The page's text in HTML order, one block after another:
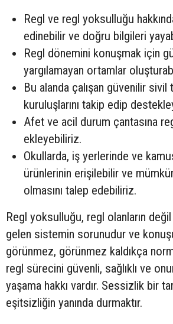
Regl ve regl yoksulluğu
edinebilir ve doğru bilgileri
Regl dönemini konuşmak için
yargılamayan ortamlar
Bu alanda çalışan güvenilir sivil
kuruluşlarını takip edip
Afet ve acil durum çantasına
ekleyebiliriz.
Okullarda, iş yerlerinde ve
ürünlerinin erişilebilir ve
olmasını talep edebiliriz.
Regl yoksulluğu, regl olanların
gelen sistemin sorunudur ve
görünmez, görünmez kaldıkça
regl sürecini güvenli, sağlıklı ve
yaşama hakkı vardır. Sessizlik bir
eşitsizliğin yanında durmaktır.